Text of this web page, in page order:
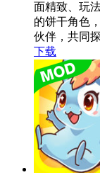
面精致、玩
的饼干角色
伙伴，共同
下载